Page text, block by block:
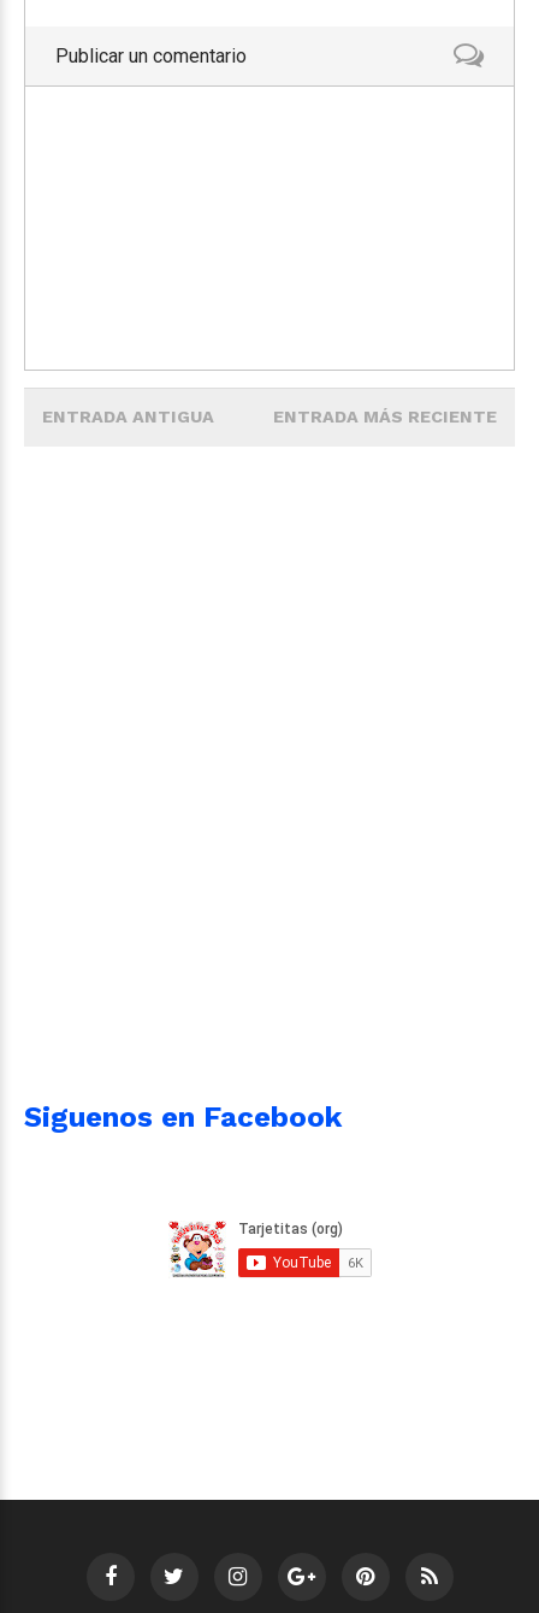
Publicar un comentario
ENTRADA MÁS RECIENTE
ENTRADA ANTIGUA
Siguenos en Facebook